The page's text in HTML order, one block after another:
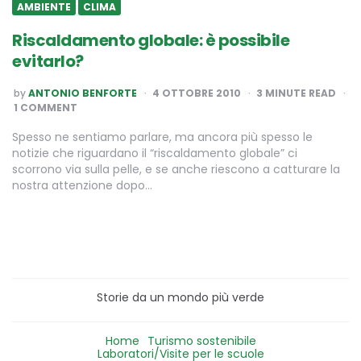
AMBIENTE CLIMA
Riscaldamento globale: è possibile
evitarlo?
POSTED
BY
byANTONIO BENFORTE 4 OTTOBRE 2010 3 MINUTE READ
1 COMMENT
Spesso ne sentiamo parlare, ma ancora più spesso le
notizie che riguardano il “riscaldamento globale” ci
scorrono via sulla pelle, e se anche riescono a catturare la
nostra attenzione dopo…
Storie da un mondo più verde
Home Turismo sostenibile
Laboratori/Visite per le scuole